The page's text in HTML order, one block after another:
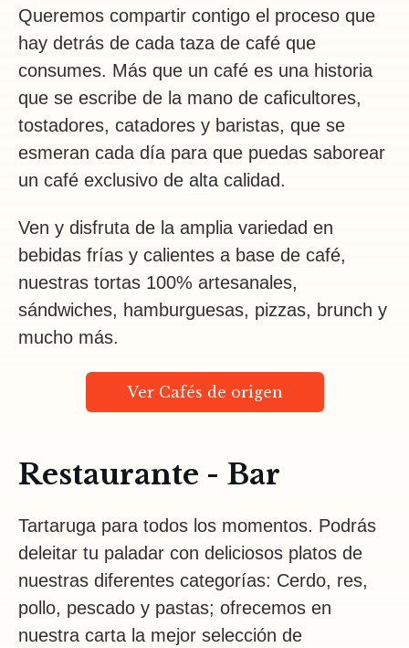
Queremos compartir contigo el proceso que
hay detrás de cada taza de café que
consumes. Más que un café es una historia
que se escribe de la mano de caficultores,
tostadores, catadores y baristas, que se
esmeran cada día para que puedas saborear
un café exclusivo de alta calidad.
Ven y disfruta de la amplia variedad en
bebidas frías y calientes a base de café,
nuestras tortas 100% artesanales,
sándwiches, hamburguesas, pizzas, brunch y
mucho más.
Ver Cafés de origen
Restaurante - Bar
Tartaruga para todos los momentos. Podrás
deleitar tu paladar con deliciosos platos de
nuestras diferentes categorías: Cerdo, res,
pollo, pescado y pastas; ofrecemos en
nuestra carta la mejor selección de